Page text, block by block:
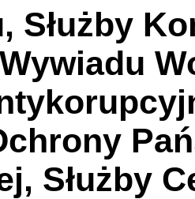
Służby
Służby